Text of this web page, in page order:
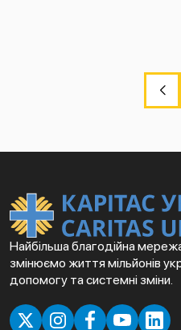
Найбільша благодійна
змінюємо життя мільйонів
допомогу та системні зміни.